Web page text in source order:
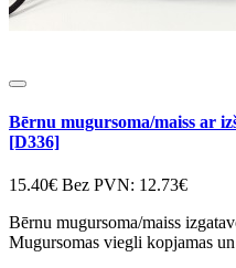
Bērnu mugursoma/maiss ar
[D336]
15.40€ Bez PVN: 12.73€
Bērnu mugursoma/maiss
Mugursomas viegli kopjamas